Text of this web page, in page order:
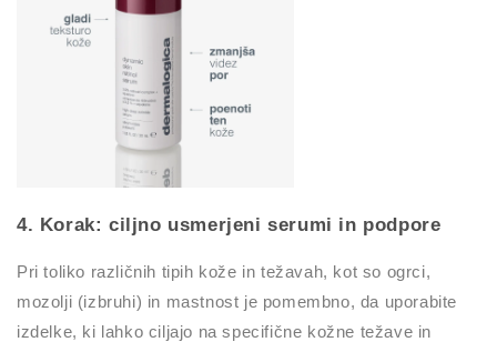
4. Korak: ciljno usmerjeni serumi in podpore
Pri toliko različnih tipih kože in težavah, kot so ogrci,
mozolji (izbruhi) in mastnost je pomembno, da uporabite
izdelke, ki lahko ciljajo na specifične kožne težave in